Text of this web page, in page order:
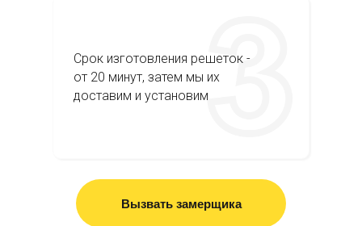
Срок изготовления решеток -
от 20 минут, затем мы их
доставим и установим
Вызвать замерщика